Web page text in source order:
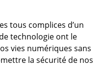
tous complices d’un
technologie ont le
vies numériques sans
la sécurité de nos